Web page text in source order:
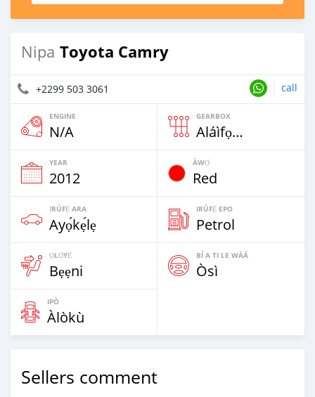
Nipa Toyota Camry
+2299 503 3061 call
ENGINE
N/A
GEARBOX
Aláìfọwọ́yí
YEAR
2012
ÀWỌ̀
Red
ỊRÚFẸ́ ARA
Ayọ́kẹ́lẹ
IRÚFẸ́ EPO
Petrol
ỌLỌ́YẸ́
Bẹẹni
BÍ A TI LE WÀÁ
Òsì
IPÒ
Àlòkù
Sellers comment